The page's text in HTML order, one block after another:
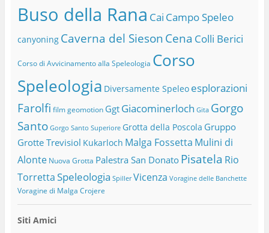
Buso della Rana Cai Campo Speleo
canyoning Caverna del Sieson Cena Colli Berici
Corso di Avvicinamento alla Speleologia Corso
Speleologia Diversamente Speleo esplorazioni
Farolfi film geomotion Ggt Giacominerloch Gita Gorgo
Santo Gorgo Santo Superiore Grotta della Poscola Gruppo
Grotte Trevisiol Kukarloch Malga Fossetta Mulini di
Alonte Nuova Grotta Palestra San Donato Pisatela Rio
TorrettaSpeleologia Spiller Vicenza Voragine delle Banchette
Voragine di Malga Crojere
Siti Amici